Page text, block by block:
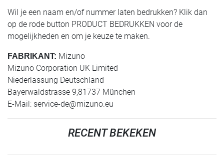
Wil je een naam en/of nummer laten bedrukken? Klik dan
op de rode button PRODUCT BEDRUKKEN voor de
mogelijkheden en om je keuze te maken.
FABRIKANT: Mizuno
Mizuno Corporation UK Limited
Niederlassung Deutschland
Bayerwaldstrasse 9,81737 München
E-Mail: service-de@mizuno.eu
RECENT BEKEKEN